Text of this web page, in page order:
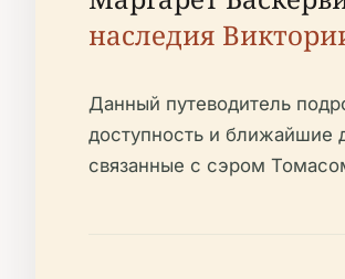
наследия
Данный путеводитель
доступность и ближайшие
связанные с сэром